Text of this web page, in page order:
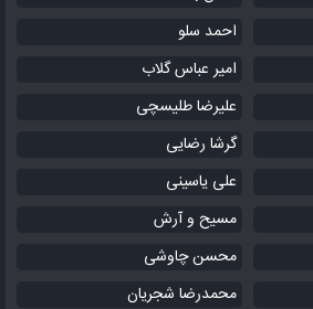
احمد سلو
امیر عباس گلاب
علیرضا طلیسچی
گرشا رضایی
علی یاسینی
مسیح و آرش
محسن چاوشی
محمدرضا شجریان